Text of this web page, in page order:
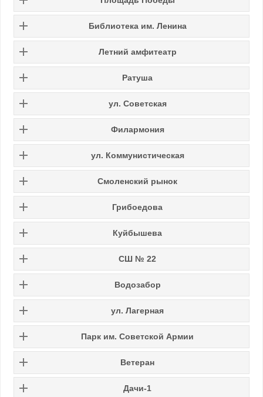
Библиотека им. Ленина
Летний амфитеатр
Ратуша
ул. Советская
Филармония
ул. Коммунистическая
Смоленский рынок
Грибоедова
Куйбышева
СШ № 22
Водозабор
ул. Лагерная
Парк им. Советской Армии
Ветеран
Дачи-1